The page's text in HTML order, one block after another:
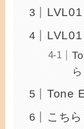
Tone
こち